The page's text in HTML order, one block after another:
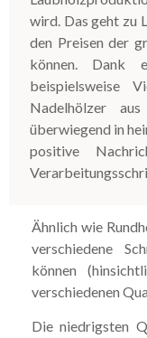
wird. Das geht zu
den Preisen der
können. Dank
beispielsweise
Nadelhölzer
überwiegend in
positive
Ähnlich wie
verschiedene
können
verschiedenen
Die niedrigsten